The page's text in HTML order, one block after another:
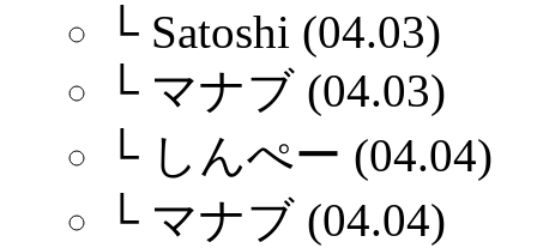
└ Satoshi (04.03)
└ マナブ (04.03)
└ しんぺー (04.04)
└ マナブ (04.04)